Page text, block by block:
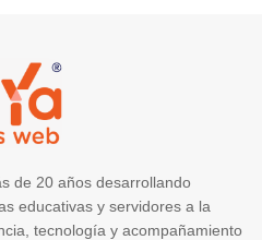
de 20 años desarrollando
educativas y servidores a la
tecnología y acompañamiento